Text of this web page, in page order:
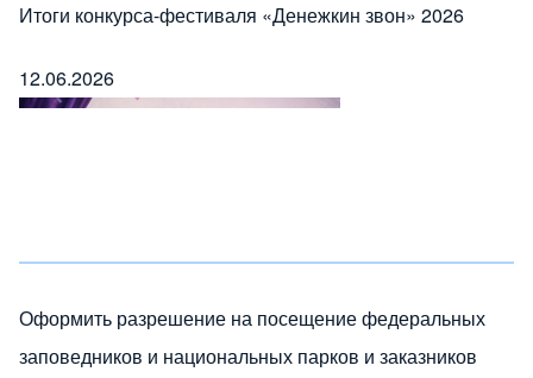
Итоги конкурса-фестиваля «Денежкин звон» 2026
12.06.2026
Оформить разрешение на посещение федеральных
заповедников и национальных парков и заказников